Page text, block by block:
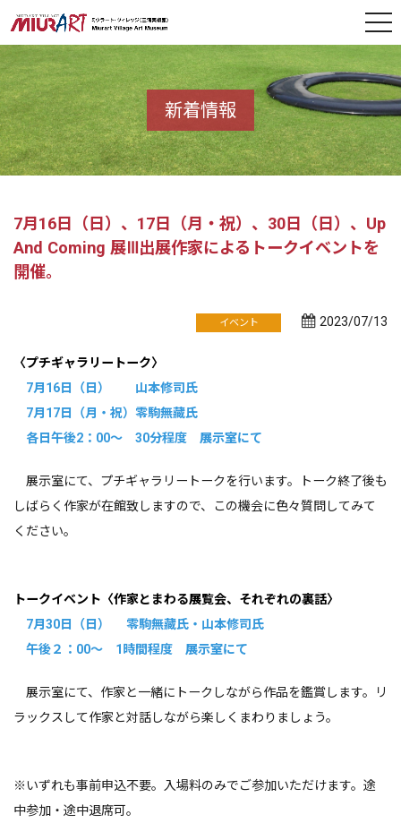
新着情報
7月16日（日）、17日（月・祝）、30日（日）、Up
And Coming 展Ⅲ出展作家によるトークイベントを
開催。
イベント 2023/07/13
〈プチギャラリートーク〉
7月16日（日） 山本修司氏
7月17日（月・祝）零駒無藏氏
各日午後2：00～ 30分程度 展示室にて
展示室にて、プチギャラリートークを行います。トーク終了後も
しばらく作家が在館致しますので、この機会に色々質問してみて
ください。
トークイベント〈作家とまわる展覧会、それぞれの裏話〉
7月30日（日） 零駒無藏氏・山本修司氏
午後２：00～ 1時間程度 展示室にて
展示室にて、作家と一緒にトークしながら作品を鑑賞します。リ
ラックスして作家と対話しながら楽しくまわりましょう。
※いずれも事前申込不要。入場料のみでご参加いただけます。途
中参加・途中退席可。